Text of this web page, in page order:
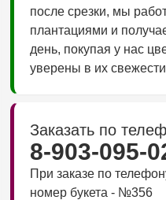
после срезки, мы
плантациями и
день, покупая у нас
уверены в их
Заказать по
8-903-095-
При заказе по
номер букета - №356